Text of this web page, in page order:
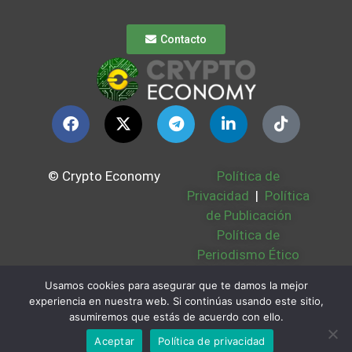
Contacto
© Crypto Economy
Política de
Privacidad | Política
de Publicación
Política de
Periodismo Ético
Bases Legales |
Partners | Sobre
Nosotros
Usamos cookies para asegurar que te damos la mejor
experiencia en nuestra web. Si continúas usando este sitio,
asumiremos que estás de acuerdo con ello.
Aceptar
Política de privacidad